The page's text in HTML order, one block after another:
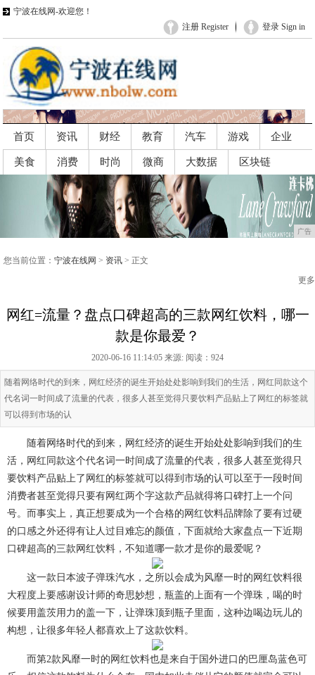
宁波在线网-欢迎您！
登录 Sign in
注册 Register
首页 资讯 财经 教育 汽车 游戏 企业
美食 消费 时尚 微商 大数据 区块链
广告
您当前位置： 宁波在线网 > 资讯 > 正文
更多
网红=流量？盘点口碑超高的三款网红饮料，哪一
款是你最爱？
2020-06-16 11:14:05 来源: 阅读：924
随着网络时代的到来，网红经济的诞生开始处处影响到我们的生活，网红同款这个
代名词一时间成了流量的代表，很多人甚至觉得只要饮料产品贴上了网红的标签就
可以得到市场的认
随着网络时代的到来，网红经济的诞生开始处处影响到我们的生
活，网红同款这个代名词一时间成了流量的代表，很多人甚至觉得只
要饮料产品贴上了网红的标签就可以得到市场的认可以至于一段时间
消费者甚至觉得只要有网红两个字这款产品就得将口碑打上一个问
号。而事实上，真正想要成为一个合格的网红饮料品牌除了要有过硬
的口感之外还得有让人过目难忘的颜值，下面就给大家盘点一下近期
口碑超高的三款网红饮料，不知道哪一款才是你的最爱呢？
这一款日本波子弹珠汽水，之所以会成为风靡一时的网红饮料很
大程度上要感谢设计师的奇思妙想，瓶盖的上面有一个弹珠，喝的时
候要用盖茨用力的盖一下，让弹珠顶到瓶子里面，这种边喝边玩儿的
构想，让很多年轻人都喜欢上了这款饮料。
而第2款风靡一时的网红饮料也是来自于国外进口的巴厘岛蓝色可